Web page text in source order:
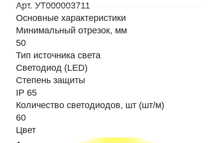
Арт. УТ000003711
Основные характеристики
Минимальный отрезок, мм
50
Тип источника света
Светодиод (LED)
Степень защиты
IP 65
Количество светодиодов, шт (шт/м)
60
Цвет